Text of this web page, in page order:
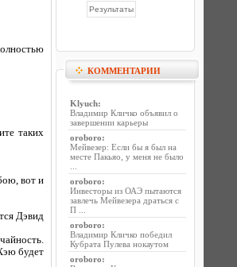
таких
вот и
Дэвид
будет
КОММЕНТАРИИ
Klyuch:
Владимир Кличко объявил о
завершении карьеры
oroboro:
Мейвезер: Если бы я был на
месте Пакьяо, у меня не было
oroboro:
Инвесторы из ОАЭ пытаются
завлечь Мейвезера драться с
П ...
oroboro:
Владимир Кличко победил
Кубрата Пулева нокаутом
oroboro: